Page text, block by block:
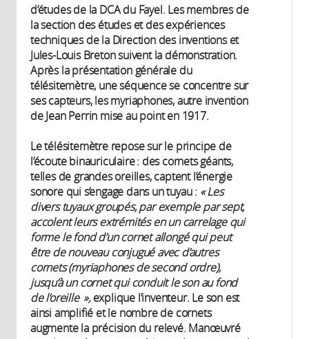
d’études de la DCA du Fayel. Les membres de
la section des études et des expériences
techniques de la Direction des inventions et
Jules-Louis Breton suivent la démonstration.
Après la présentation générale du
télésitemètre, une séquence se concentre sur
ses capteurs, les myriaphones, autre invention
de Jean Perrin mise au point en 1917.
Le télésitemètre repose sur le principe de
l’écoute binauriculaire : des cornets géants,
telles de grandes oreilles, captent l’énergie
sonore qui s’engage dans un tuyau : «Les
divers tuyaux groupés, par exemple par sept,
accolent leurs extrémités en un carrelage qui
forme le fond d’un cornet allongé qui peut
être de nouveau conjugué avec d’autres
cornets (myriaphones de second ordre),
jusqu’à un cornet qui conduit le son au fond
de l’oreille »,explique l’inventeur. Le son est
ainsi amplifié et le nombre de cornets
augmente la précision du relevé. Manœuvré